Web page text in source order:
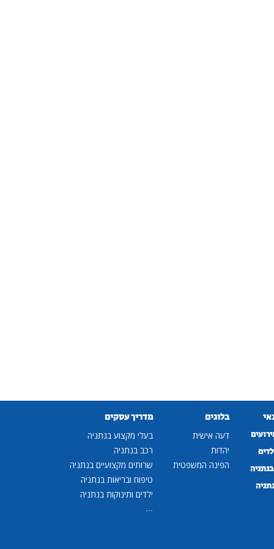
בלוגים
דעה אישית
יהדות
הפינה המשפטית
מדריך עסקים
בעלי מקצוע בנתניה
רכב בנתניה
שרותים מקצועיים בנתניה
טיפוח ובריאות בנתניה
ילדים ותינוקות בנתניה